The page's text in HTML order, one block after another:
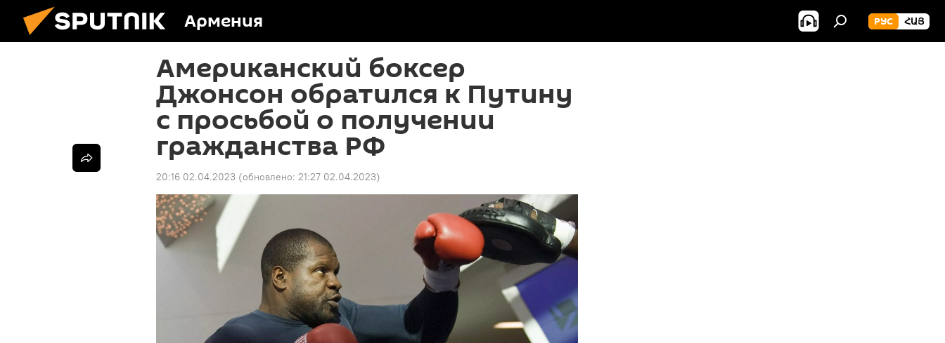
Армения РУС ՀԱՅ
Американский боксер
Джонсон обратился к Путину
с просьбой о получении
гражданства РФ
20:16 02.04.2023 (обновлено: 21:27 02.04.2023)